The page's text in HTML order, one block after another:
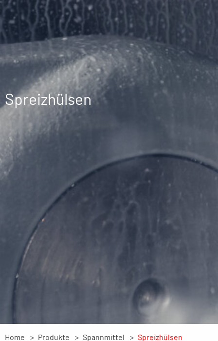
Spreizhülsen
Home Produkte Spannmittel Spreizhülsen